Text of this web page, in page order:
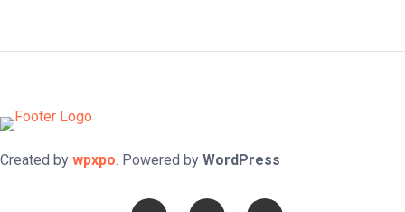
Created by wpxpo. Powered by WordPress